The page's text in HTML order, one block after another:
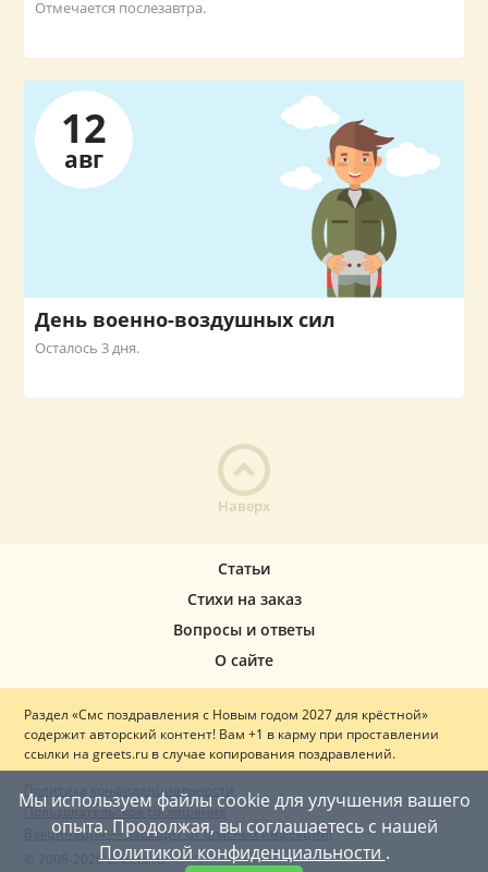
Отмечается послезавтра.
12
авг
День военно-воздушных сил
Осталось 3 дня.
Наверх
Мы используем файлы cookie для улучшения вашего
опыта. Продолжая, вы соглашаетесь с нашей
Политикой конфиденциальности .
Статьи
Стихи на заказ
Вопросы и ответы
О сайте
Раздел «Смс поздравления с Новым годом 2027 для крёстной»
содержит авторский контент! Вам +1 в карму при проставлении
ссылки на greets.ru в случае копирования поздравлений.
Политика конфиденциальности
Пользовательское соглашение
Вакцинация — ваш щит от опасных инфекций!
© 2008-2026 Greets.ru